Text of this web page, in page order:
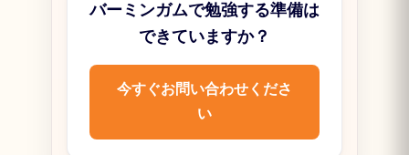
バーミンガムで勉強する準備は
できていますか？
今すぐお問い合わせくださ
い